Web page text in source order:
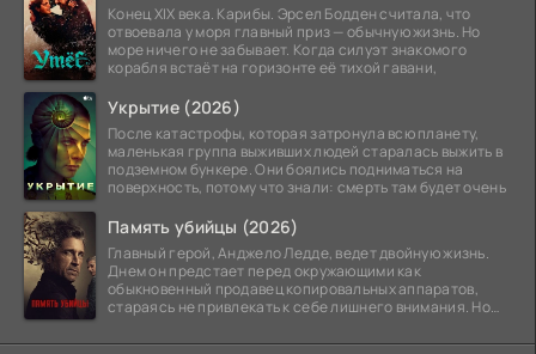
Конец XIX века. Карибы. Эрсел Бодден считала, что
отвоевала у моря главный приз — обычную жизнь. Но
море ничего не забывает. Когда силуэт знакомого
корабля встаёт на горизонте её тихой гавани,
Укрытие (2026)
После катастрофы, которая затронула всю планету,
маленькая группа выживших людей старалась выжить в
подземном бункере. Они боялись подниматься на
поверхность, потому что знали: смерть там будет очень
Память убийцы (2026)
Главный герой, Анджело Ледде, ведет двойную жизнь.
Днем он предстает перед окружающими как
обыкновенный продавец копировальных аппаратов,
стараясь не привлекать к себе лишнего внимания. Но